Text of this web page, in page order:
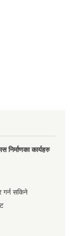
निर्माणका कार्यहरु
गर्न सकिने